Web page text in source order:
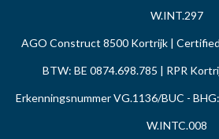
W.INT.297
AGO Construct 8500 Kortrijk |
BTW: BE 0874.698.785 | RPR
Erkenningsnummer VG.1136/BUC -
W.INTC.008